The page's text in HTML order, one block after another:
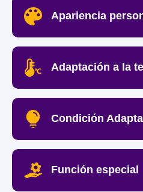
Apariencia
Adaptación a la
Condición
Función especial